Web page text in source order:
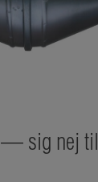
— sig nej til